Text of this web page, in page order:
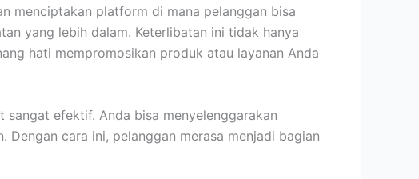
menciptakan platform di mana pelanggan bisa
yang lebih dalam. Keterlibatan ini tidak hanya
hati mempromosikan produk atau layanan Anda
efektif. Anda bisa menyelenggarakan
cara ini, pelanggan merasa menjadi bagian